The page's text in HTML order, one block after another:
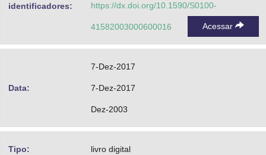
identificadores: https://dx.doi.org/10.1590/S0100-
41582003000600016 Acessar
Data:
7-Dez-2017
7-Dez-2017
Dez-2003
Tipo: livro digital